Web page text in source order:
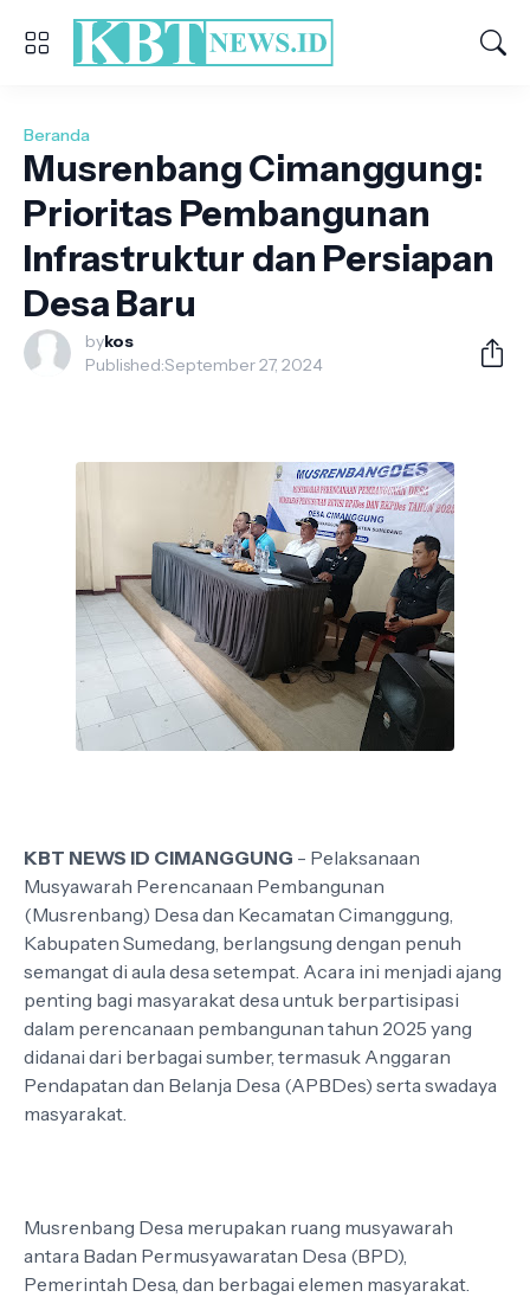
Beranda
Musrenbang Cimanggung:
Prioritas Pembangunan
Infrastruktur dan Persiapan
Desa Baru
bykos
Published:September 27, 2024
KBT NEWS ID CIMANGGUNG - Pelaksanaan
Musyawarah Perencanaan Pembangunan
(Musrenbang) Desa dan Kecamatan Cimanggung,
Kabupaten Sumedang, berlangsung dengan penuh
semangat di aula desa setempat. Acara ini menjadi ajang
penting bagi masyarakat desa untuk berpartisipasi
dalam perencanaan pembangunan tahun 2025 yang
didanai dari berbagai sumber, termasuk Anggaran
Pendapatan dan Belanja Desa (APBDes) serta swadaya
masyarakat.
Musrenbang Desa merupakan ruang musyawarah
antara Badan Permusyawaratan Desa (BPD),
Pemerintah Desa, dan berbagai elemen masyarakat.